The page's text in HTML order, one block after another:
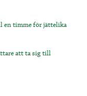
en timme för jättelika
att ta sig till